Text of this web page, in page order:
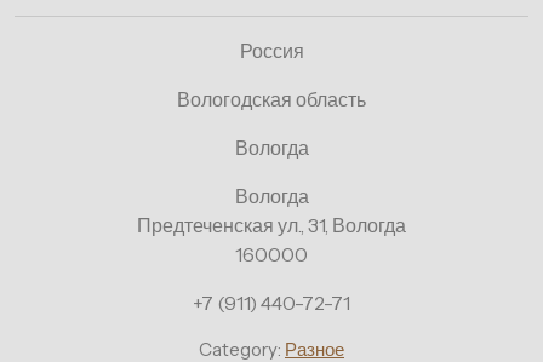
Россия
Вологодская область
Вологда
Вологда
Предтеченская ул., 31, Вологда
160000
+7 (911) 440-72-71
Category: Разное